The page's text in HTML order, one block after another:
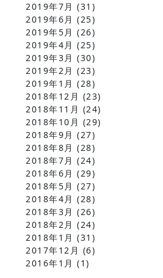
2019年7月 (31)
2019年6月 (25)
2019年5月 (26)
2019年4月 (25)
2019年3月 (30)
2019年2月 (23)
2019年1月 (28)
2018年12月 (23)
2018年11月 (24)
2018年10月 (29)
2018年9月 (27)
2018年8月 (28)
2018年7月 (24)
2018年6月 (29)
2018年5月 (27)
2018年4月 (28)
2018年3月 (26)
2018年2月 (24)
2018年1月 (31)
2017年12月 (6)
2016年1月 (1)